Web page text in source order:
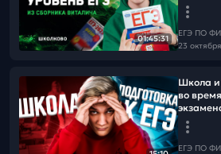
01:45:31
ЕГЭ ПО
23
Школа и
во
ЕГЭ ПО